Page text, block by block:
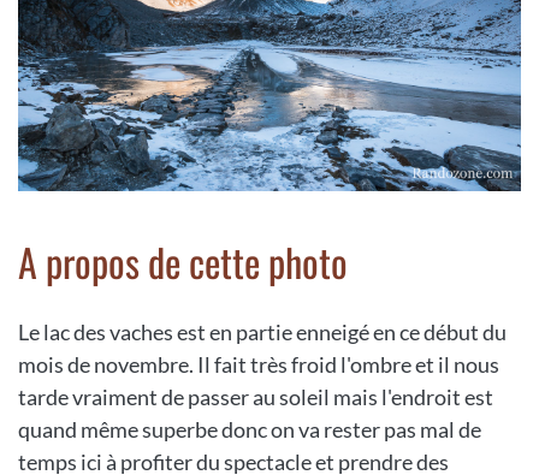
A propos de cette photo
Le lac des vaches est en partie enneigé en ce début du
mois de novembre. Il fait très froid l'ombre et il nous
tarde vraiment de passer au soleil mais l'endroit est
quand même superbe donc on va rester pas mal de
temps ici à profiter du spectacle et prendre des